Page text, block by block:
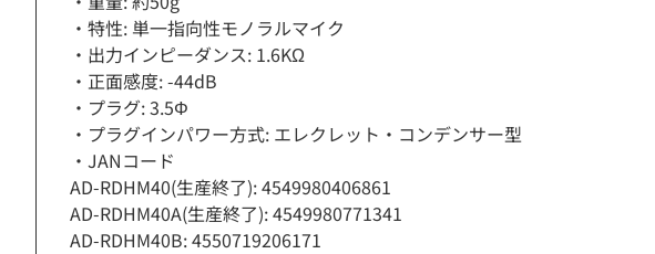
・特性: 単一指向性モノラルマイク
・出力インピーダンス: 1.6KΩ
・正面感度: -44dB
・プラグ: 3.5Φ
・プラグインパワー方式: エレクレット・コンデンサー型
・JANコード
AD-RDHM40(生産終了): 4549980406861
AD-RDHM40A(生産終了): 4549980771341
AD-RDHM40B: 4550719206171